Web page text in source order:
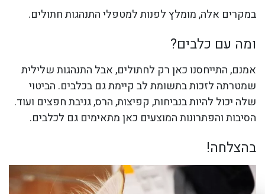
במקרים אלה, מומלץ לפנות למטפלי התנהגות חתולים.
ומה עם כלבים?
אמנם, התייחסנו כאן רק לחתולים, אבל התנהגות שלילית
שמטרתה לזכות בתשומת לב קיימת גם בכלבים. הביטוי
שלה יכול להיות בנביחות, קפיצות, הרס, גניבת חפצים ועוד.
הסיבות והפתרונות המוצעים כאן מתאימים גם לכלבים.
בהצלחה!